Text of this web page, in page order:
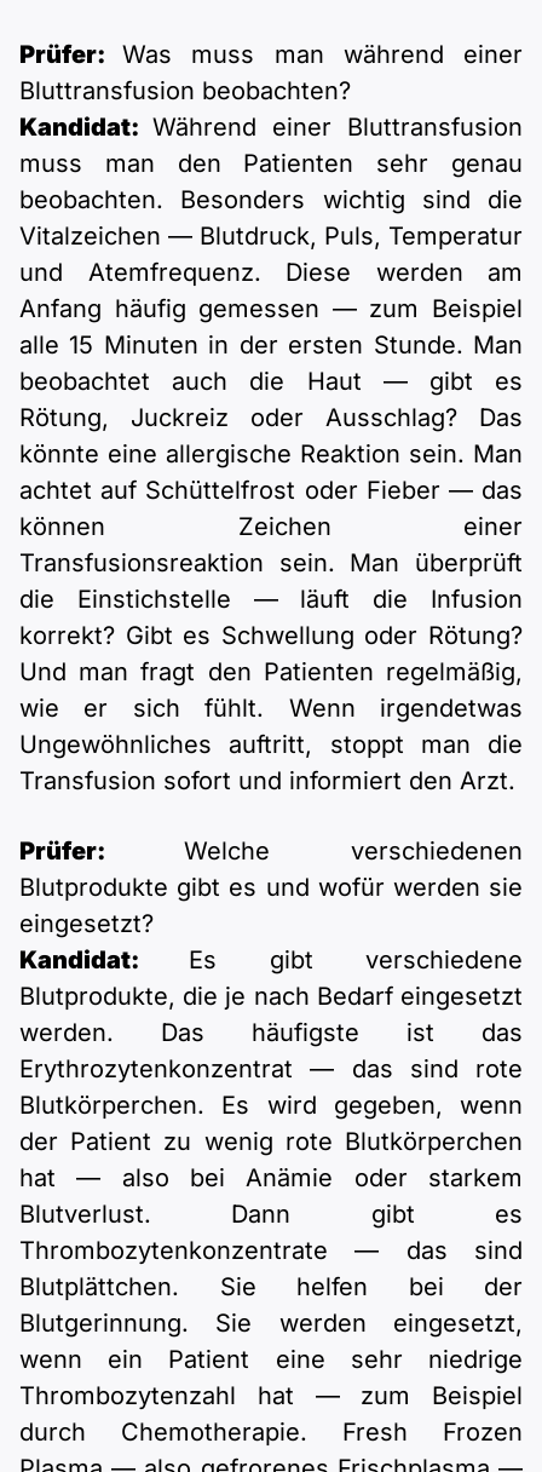
Prüfer:Was muss man während einer
Bluttransfusion beobachten?
Kandidat: Während einer Bluttransfusion
muss man den Patienten sehr genau
beobachten. Besonders wichtig sind die
Vitalzeichen — Blutdruck, Puls, Temperatur
und Atemfrequenz. Diese werden am
Anfang häufig gemessen — zum Beispiel
alle 15 Minuten in der ersten Stunde. Man
beobachtet auch die Haut — gibt es
Rötung, Juckreiz oder Ausschlag? Das
könnte eine allergische Reaktion sein. Man
achtet auf Schüttelfrost oder Fieber — das
können Zeichen einer
Transfusionsreaktion sein. Man überprüft
die Einstichstelle — läuft die Infusion
korrekt? Gibt es Schwellung oder Rötung?
Und man fragt den Patienten regelmäßig,
wie er sich fühlt. Wenn irgendetwas
Ungewöhnliches auftritt, stoppt man die
Transfusion sofort und informiert den Arzt.
Prüfer: Welche verschiedenen
Blutprodukte gibt es und wofür werden sie
eingesetzt?
Kandidat: Es gibt verschiedene
Blutprodukte, die je nach Bedarf eingesetzt
werden. Das häufigste ist das
Erythrozytenkonzentrat — das sind rote
Blutkörperchen. Es wird gegeben, wenn
der Patient zu wenig rote Blutkörperchen
hat — also bei Anämie oder starkem
Blutverlust. Dann gibt es
Thrombozytenkonzentrate — das sind
Blutplättchen. Sie helfen bei der
Blutgerinnung. Sie werden eingesetzt,
wenn ein Patient eine sehr niedrige
Thrombozytenzahl hat — zum Beispiel
durch Chemotherapie. Fresh Frozen